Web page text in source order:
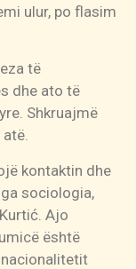
ulur, po flasim
të
dhe ato të
Shkruajmë
kontaktin dhe
sociologia,
Ajo
është